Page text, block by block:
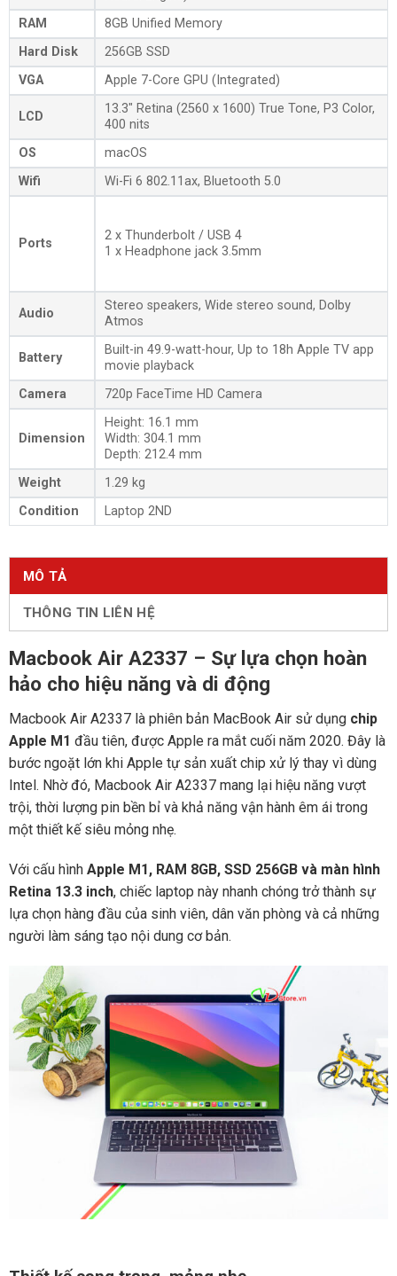
MÔ TẢ
THÔNG TIN LIÊN HỆ
Macbook Air A2337 – Sự lựa chọn hoàn
hảo cho hiệu năng và di động
Macbook Air A2337 là phiên bản MacBook Air sử dụng chip
Apple M1 đầu tiên, được Apple ra mắt cuối năm 2020. Đây là
bước ngoặt lớn khi Apple tự sản xuất chip xử lý thay vì dùng
Intel. Nhờ đó, Macbook Air A2337 mang lại hiệu năng vượt
trội, thời lượng pin bền bỉ và khả năng vận hành êm ái trong
một thiết kế siêu mỏng nhẹ.
Với cấu hình Apple M1, RAM 8GB, SSD 256GB và màn hình
Retina 13.3 inch, chiếc laptop này nhanh chóng trở thành sự
lựa chọn hàng đầu của sinh viên, dân văn phòng và cả những
người làm sáng tạo nội dung cơ bản.
RAM
8GB Unified Memory
Hard Disk
256GB SSD
VGA
Apple 7-Core GPU (Integrated)
LCD
13.3″ Retina (2560 x 1600) True Tone, P3 Color,
400 nits
OS
macOS
Wifi
Wi-Fi 6 802.11ax, Bluetooth 5.0
Ports
2 x Thunderbolt / USB 4
1 x Headphone jack 3.5mm
Audio
Stereo speakers, Wide stereo sound, Dolby
Atmos
Battery
Built-in 49.9-watt-hour, Up to 18h Apple TV app
movie playback
Camera
720p FaceTime HD Camera
Dimension
Height: 16.1 mm
Width: 304.1 mm
Depth: 212.4 mm
Weight
1.29 kg
Condition
Laptop 2ND